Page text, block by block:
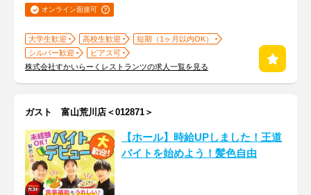
オンライン面接可
大学生歓迎 高校生歓迎
短期（1ヶ月以内OK）
シルバー歓迎
ピアス可
株式会社すかいらーくレストランツの求人一覧を見る
ガスト 富山荒川店＜012871＞
【ホール】時給UPしました！王道
バイトを始めよう！髪色自由